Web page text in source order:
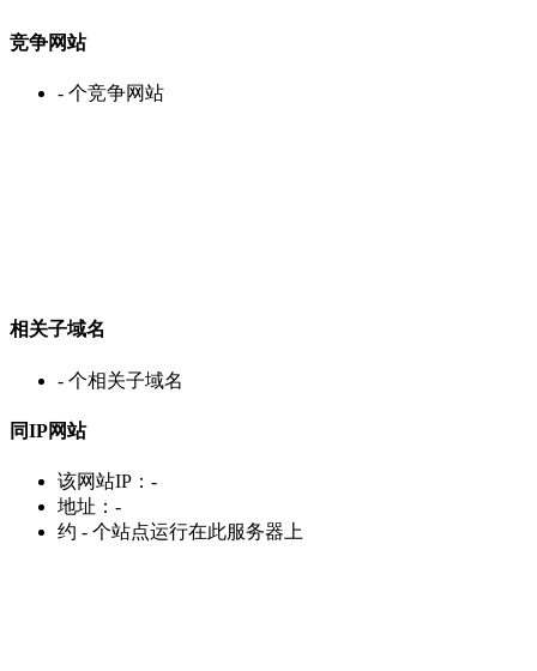
竞争网站
- 个竞争网站
相关子域名
- 个相关子域名
同IP网站
该网站IP： -
地址： -
约 - 个站点运行在此服务器上